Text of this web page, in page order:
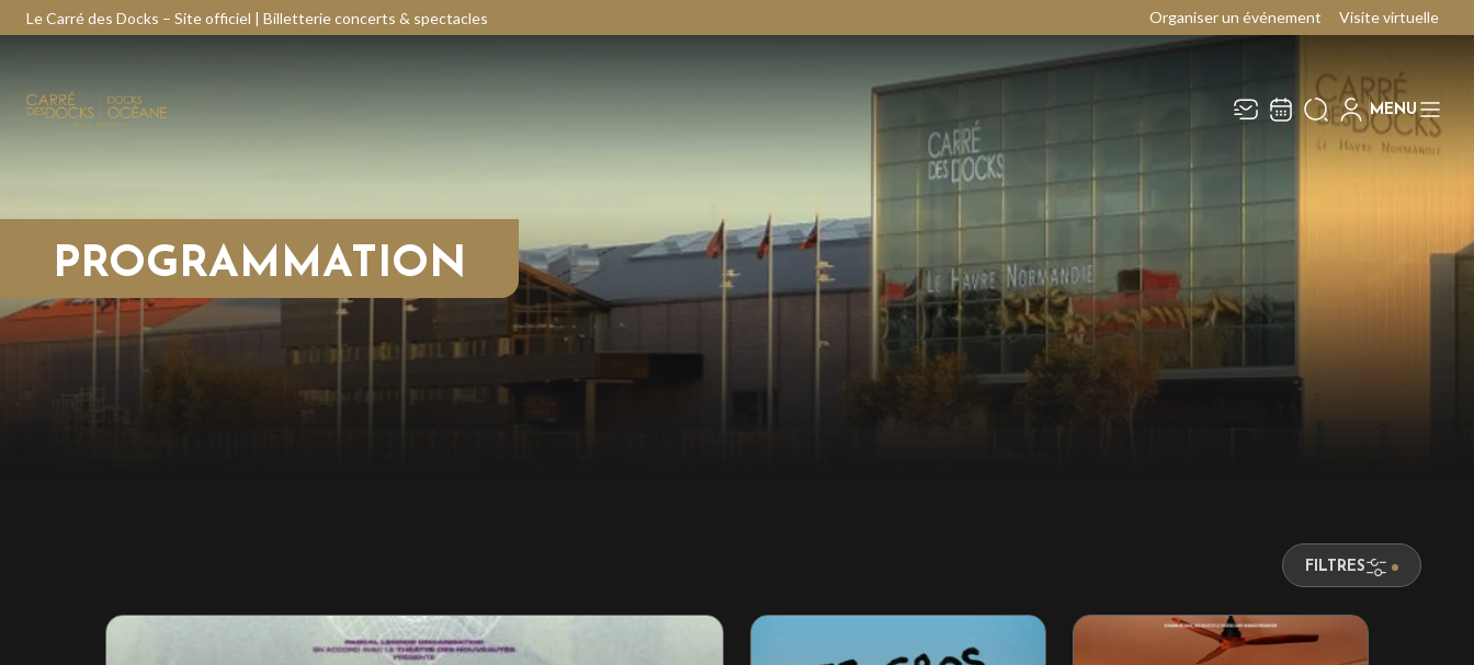
Le Carré des Docks – Site officiel | Billetterie concerts & spectacles Organiser un événement Visite virtuelle
Fermer
Recevez toute l’actualité en
vous abonnant à notre
ENVOYER
Rivaj Group traite votre adresse électronique pour
la gestion de votre abonnement à la newsletter de
Le Carré des Docks / Docks Océane
pouvez retirer votre consentement à tout moment.
Pour en savoir plus, consultez notrepolitique de
protection des données
MENU
PROGRAMMATION
FILTRES